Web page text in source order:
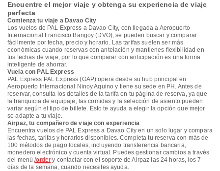
Encuentre el mejor viaje y obtenga su experiencia de viaje
perfecta
Comienza tu viaje a Davao City
Los vuelos de PAL Express a Davao City, con llegada a Aeropuerto
Internacional Francisco Bangoy (DVO), se pueden buscar y comparar
fácilmente por fecha, precio y horario. Las tarifas suelen ser más
económicas cuando reservas con antelación y mantienes flexibilidad en
tus fechas de viaje, por lo que comparar con anticipación es una forma
inteligente de ahorrar.
Vuela con PAL Express
PAL Express PAL Express (GAP) opera desde su hub principal en
Aeropuerto Internacional Ninoy Aquino y tiene su sede en PH. Antes de
reservar, consulta los detalles de la tarifa en tu página de reserva, ya que
la franquicia de equipaje, las comidas y la selección de asiento pueden
variar según el tipo de billete. Esto te ayuda a elegir la opción que mejor
se adapte a tu viaje.
Airpaz, tu compañero de viaje con experiencia
Encuentra vuelos de PAL Express a Davao City en un solo lugar y compara
las fechas, tarifas y horarios disponibles. Completa tu reserva con más de
100 métodos de pago locales, incluyendo transferencia bancaria,
monedero electrónico y cuenta virtual. Puedes gestionar cambios a través
del menú/order y contactar con el soporte de Airpaz las 24 horas, los 7
días de la semana, cuando necesites ayuda.